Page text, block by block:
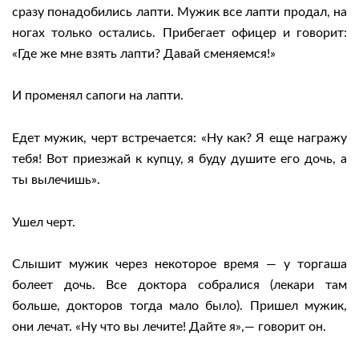
сразу понадобились лапти. Мужик все лапти продал, на
ногах только остались. Прибегает офицер и говорит:
«Где же мне взять лапти? Давай сменяемся!»
И променял сапоги на лапти.
Едет мужик, черт встречается: «Ну как? Я еще награжу
тебя! Вот приезжай к купцу, я буду душите его дочь, а
ты вылечишь».
Ушел черт.
Слышит мужик через некоторое время — у торгаша
болеет дочь. Все доктора собралися (лекари там
больше, докторов тогда мало было). Пришел мужик,
они лечат. «Ну что вы лечите! Дайте я»,— говорит он.